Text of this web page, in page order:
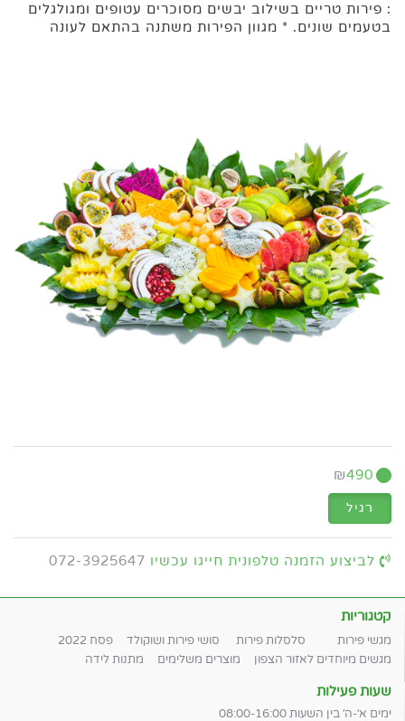
: פירות טריים בשילוב יבשים מסוכרים עטופים ומגולגלים
בטעמים שונים. * מגוון הפירות משתנה בהתאם לעונה
₪490
רגיל
לביצוע הזמנה טלפונית חייגו עכשיו 072-3925647
קטגוריות
מגשי פירות סלסלות פירות סושי פירות ושוקולד
פסח 2022
מגשים מיוחדים לאזור הצפון
מוצרים משלימים מתנות לידה
שעות פעילות
ימים א׳-ה׳ בין השעות 08:00-16:00